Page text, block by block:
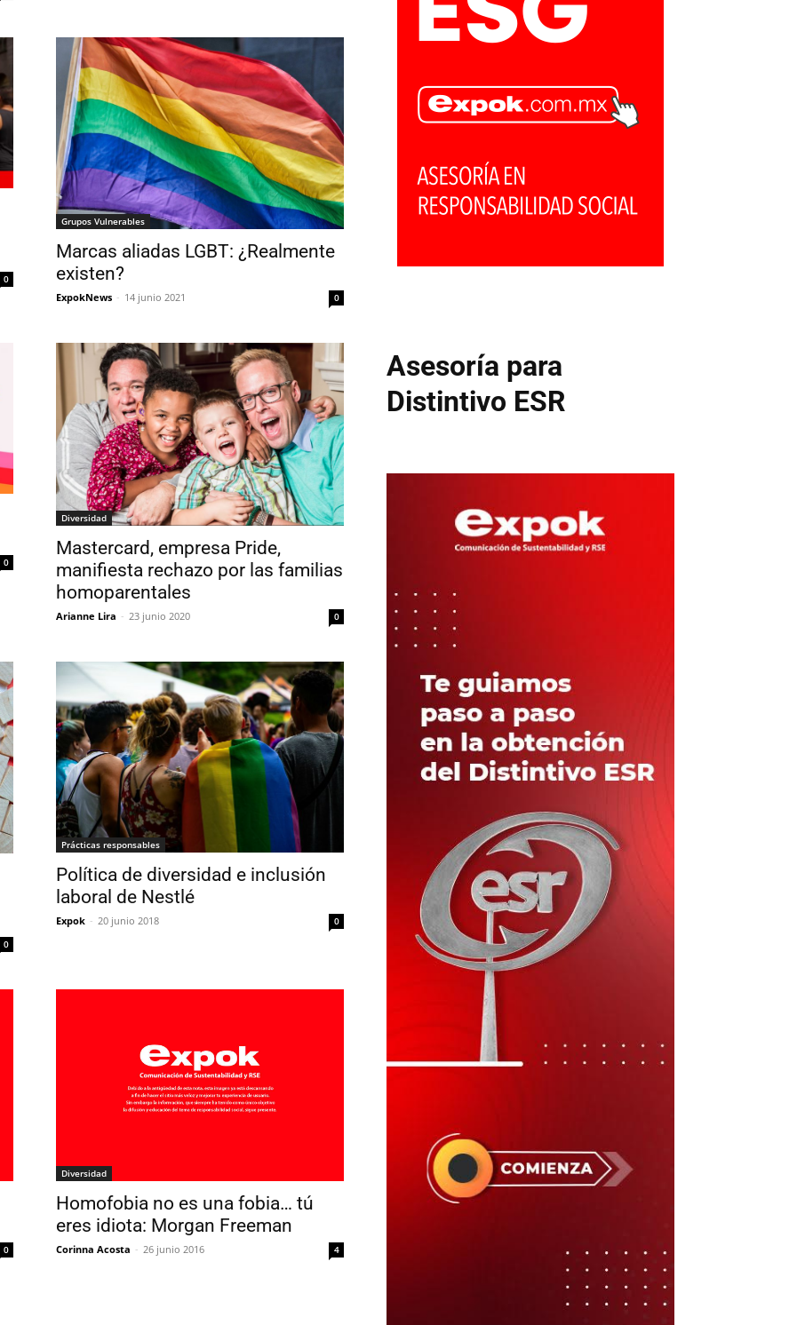
0
Grupos Vulnerables
Marcas aliadas LGBT: ¿Realmente
existen?
ExpokNews - 14 junio 2021 0
0
Diversidad
Mastercard, empresa Pride,
manifiesta rechazo por las familias
homoparentales
Arianne Lira - 23 junio 2020 0
0
Prácticas responsables
Política de diversidad e inclusión
laboral de Nestlé
Expok - 20 junio 2018 0
0
Diversidad
Homofobia no es una fobia… tú
eres idiota: Morgan Freeman
Corinna Acosta - 26 junio 2016 4
Asesoría para
Distintivo ESR